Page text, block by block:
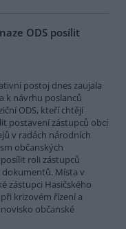
ODS posílit
postoj dnes zaujala
k návrhu poslanců
ODS, kteří chtějí
postavení zástupců obcí
v radách národních
občanských
roli zástupců
Místa v
zástupci Hasičského
krizovém řízení a
občanské